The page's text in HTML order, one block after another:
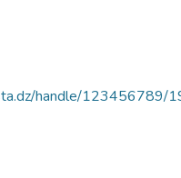
handle/123456789/